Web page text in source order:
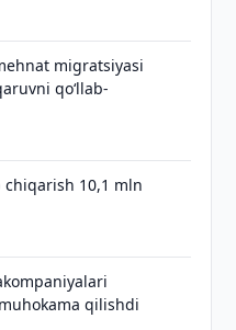
migratsiyasi
qo‘llab-
chiqarish 10,1 mln
qilishdi